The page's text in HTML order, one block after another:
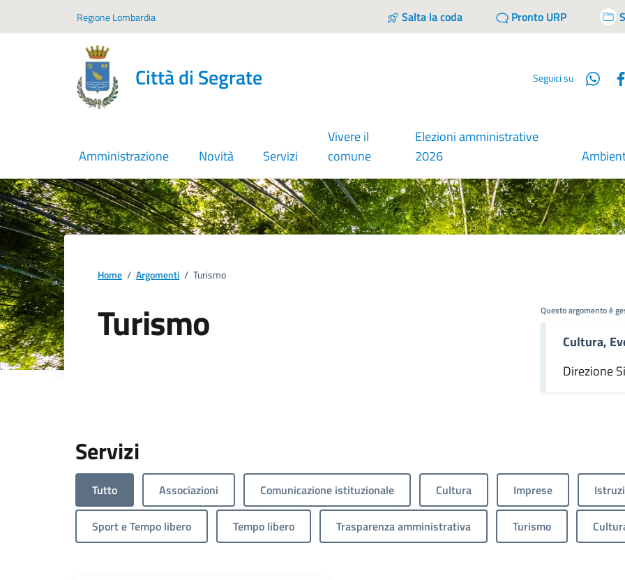
Regione Lombardia Salta la coda Pronto URP
Città di Segrate Seguici su
Amministrazione Novità Servizi
Vivere il
comune
Elezioni amministrative
2026
Home / Argomenti / Turismo
Turismo Questo argomento è
Cultura,
Direzione
Servizi
Tutto Associazioni Comunicazione istituzionale Cultura Imprese
Sport e Tempo libero Tempo libero Trasparenza amministrativa Turismo